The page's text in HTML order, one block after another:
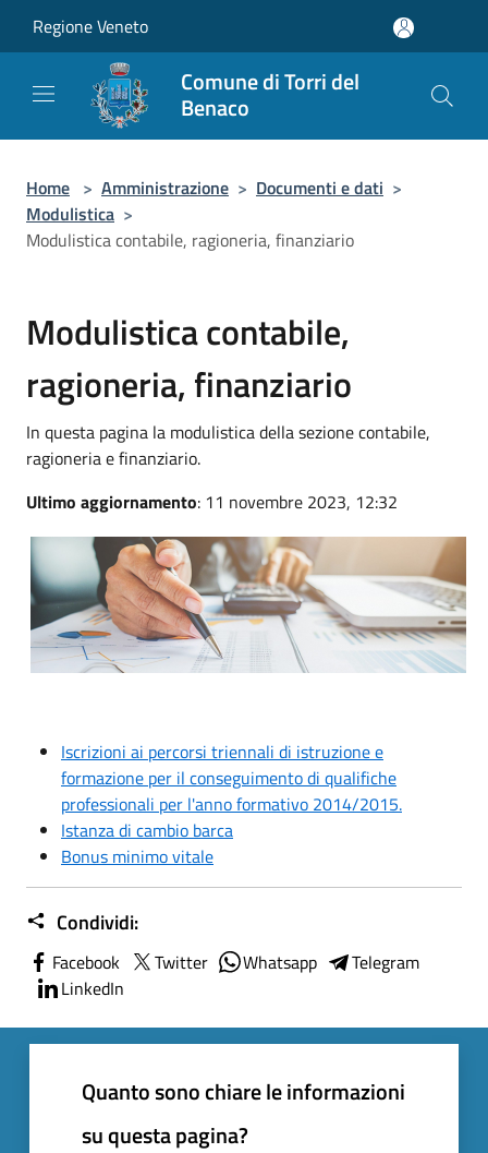
Regione Veneto
Comune di Torri del
Benaco
Home > Amministrazione > Documenti e dati >
Modulistica >
Modulistica contabile, ragioneria, finanziario
Modulistica contabile,
ragioneria, finanziario
In questa pagina la modulistica della sezione contabile,
ragioneria e finanziario.
Ultimo aggiornamento: 11 novembre 2023, 12:32
Iscrizioni ai percorsi triennali di istruzione e
formazione per il conseguimento di qualifiche
professionali per l'anno formativo 2014/2015.
Istanza di cambio barca
Bonus minimo vitale
Condividi:
Facebook Twitter Whatsapp
Telegram
LinkedIn
Quanto sono chiare le informazioni
su questa pagina?